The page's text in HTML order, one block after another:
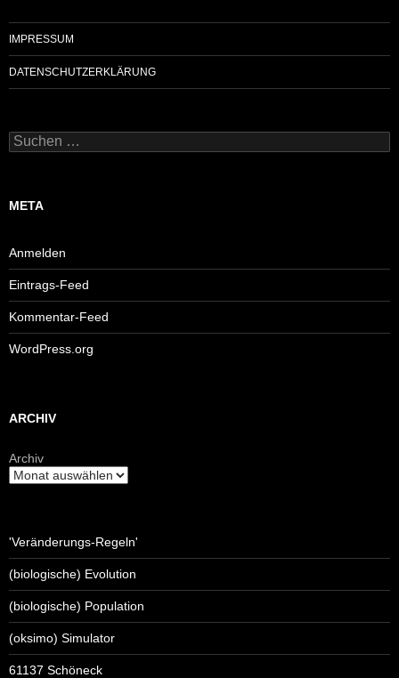
IMPRESSUM
DATENSCHUTZERKLÄRUNG
Suchen
nach:
META
Anmelden
Eintrags-Feed
Kommentar-Feed
WordPress.org
ARCHIV
Archiv
'Veränderungs-Regeln'
(biologische) Evolution
(biologische) Population
(oksimo) Simulator
61137 Schöneck